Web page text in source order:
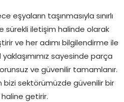
eşyaların taşınmasıyla sınırlı
sürekli iletişim halinde olarak
ve her adımı bilgilendirme ile
sayesinde parça
ve güvenilir tamamlanır.
bizi sektörümüzde güvenilir bir
getirir.